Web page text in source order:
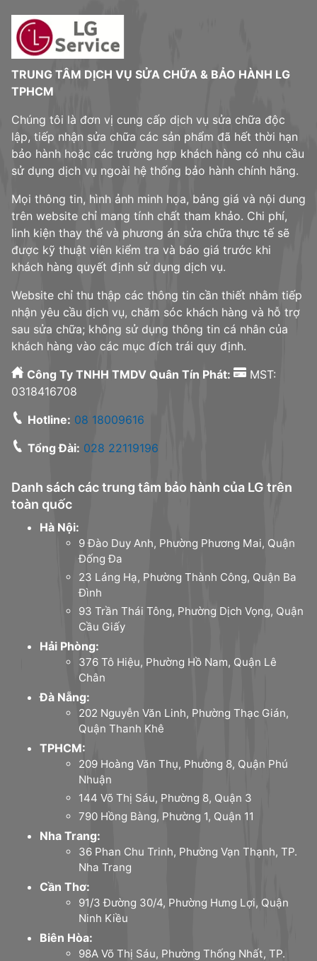
TRUNG TÂM DỊCH VỤ SỬA CHỮA & BẢO HÀNH LG
TPHCM
Chúng tôi là đơn vị cung cấp dịch vụ sửa chữa độc
lập, tiếp nhận sửa chữa các sản phẩm đã hết thời hạn
bảo hành hoặc các trường hợp khách hàng có nhu cầu
sử dụng dịch vụ ngoài hệ thống bảo hành chính hãng.
Mọi thông tin, hình ảnh minh họa, bảng giá và nội dung
trên website chỉ mang tính chất tham khảo. Chi phí,
linh kiện thay thế và phương án sửa chữa thực tế sẽ
được kỹ thuật viên kiểm tra và báo giá trước khi
khách hàng quyết định sử dụng dịch vụ.
Website chỉ thu thập các thông tin cần thiết nhằm tiếp
nhận yêu cầu dịch vụ, chăm sóc khách hàng và hỗ trợ
sau sửa chữa; không sử dụng thông tin cá nhân của
khách hàng vào các mục đích trái quy định.
Công Ty TNHH TMDV Quân Tín Phát:
MST:
0318416708
Hotline: 08 18009616
Tổng Đài: 028 22119196
Danh sách các trung tâm bảo hành của LG trên
toàn quốc
Hà Nội:
9 Đào Duy Anh, Phường Phương Mai, Quận
Đống Đa
23 Láng Hạ, Phường Thành Công, Quận Ba
Đình
93 Trần Thái Tông, Phường Dịch Vọng, Quận
Cầu Giấy
Hải Phòng:
376 Tô Hiệu, Phường Hồ Nam, Quận Lê
Chân
Đà Nẵng:
202 Nguyễn Văn Linh, Phường Thạc Gián,
Quận Thanh Khê
TPHCM:
209 Hoàng Văn Thụ, Phường 8, Quận Phú
Nhuận
144 Võ Thị Sáu, Phường 8, Quận 3
790 Hồng Bàng, Phường 1, Quận 11
Nha Trang:
36 Phan Chu Trinh, Phường Vạn Thạnh, TP.
Nha Trang
Cần Thơ:
91/3 Đường 30/4, Phường Hưng Lợi, Quận
Ninh Kiều
Biên Hòa:
98A Võ Thị Sáu, Phường Thống Nhất, TP.